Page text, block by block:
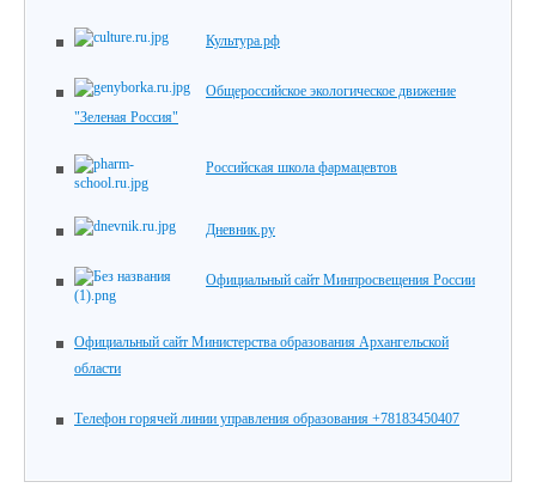
Культура.рф
Общероссийское экологическое движение
"Зеленая Россия"
Российская школа фармацевтов
Дневник.ру
Официальный сайт Минпросвещения России
Официальный сайт Министерства образования Архангельской
области
Телефон горячей линии управления образования +78183450407